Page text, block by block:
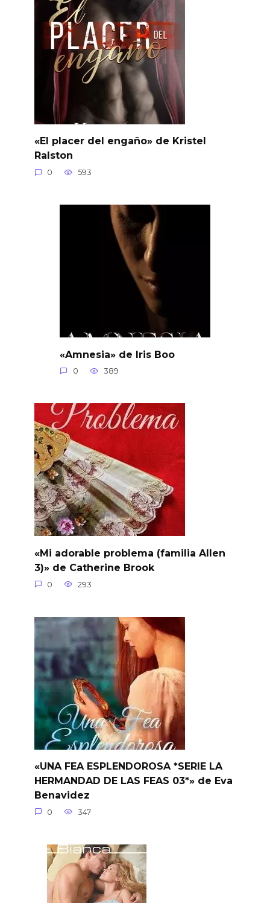
«El placer del engaño» de Kristel
Ralston
0 593
«Amnesia» de Iris Boo
0 389
«Mi adorable problema (familia Allen
3)» de Catherine Brook
0 293
«UNA FEA ESPLENDOROSA *SERIE LA
HERMANDAD DE LAS FEAS 03*» de Eva
Benavidez
0 347